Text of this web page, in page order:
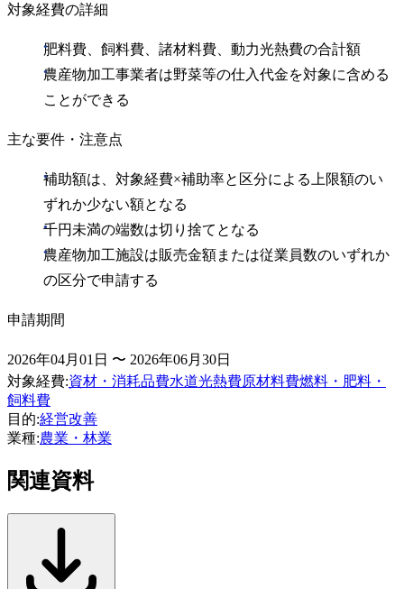
対象経費の詳細
肥料費、飼料費、諸材料費、動力光熱費の合計額
農産物加工事業者は野菜等の仕入代金を対象に含める
ことができる
主な要件・注意点
補助額は、対象経費×補助率と区分による上限額のい
ずれか少ない額となる
千円未満の端数は切り捨てとなる
農産物加工施設は販売金額または従業員数のいずれか
の区分で申請する
申請期間
2026年04月01日 〜 2026年06月30日
対象経費:資材・消耗品費水道光熱費原材料費燃料・肥料・
飼料費
目的:経営改善
業種:農業・林業
関連資料